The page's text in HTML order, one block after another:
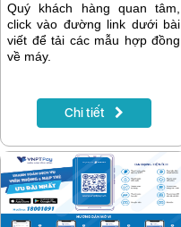
Quý khách hàng quan tâm,
click vào đường link dưới bài
viết để tải các mẫu hợp đồng
về máy.
Chi tiết